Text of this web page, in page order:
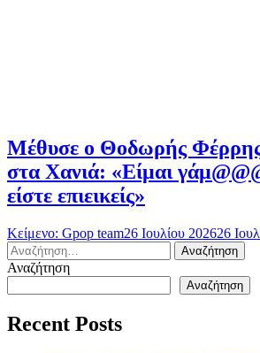
Μέθυσε ο Θοδωρής Φέρρης
στα Χανιά: «Είμαι
είστε επιεικείς»
Κείμενο: Gpop team26 Ιουλίου 202626
Αναζήτηση
για:
Αναζήτηση
Αναζήτηση
Recent Posts